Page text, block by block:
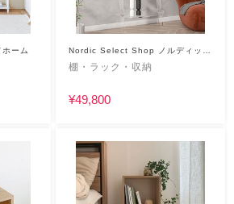
ーム
Nordic Select Shop ノルディック
セレクトショップ
棚・ラック・収納
¥49,800